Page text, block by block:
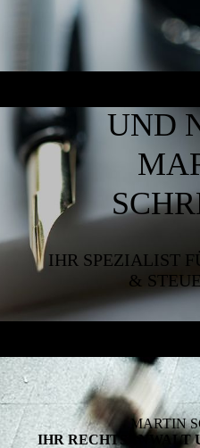
UND
IHR SPEZIALIST
&
MARTIN
IHR RECHTSANWALT